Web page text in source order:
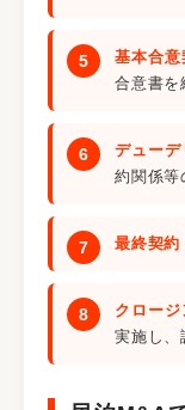
基本合意
合意書を
デューデ
約関係等
最終契約
クロー
実施し、